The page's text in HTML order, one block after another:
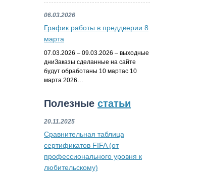
06.03.2026
График работы в преддверии 8
марта
07.03.2026 – 09.03.2026 – выходные
дниЗаказы сделанные на сайте
будут обработаны 10 мартас 10
марта 2026…
Полезные статьи
20.11.2025
Сравнительная таблица
сертификатов FIFA (от
профессионального уровня к
любительскому)